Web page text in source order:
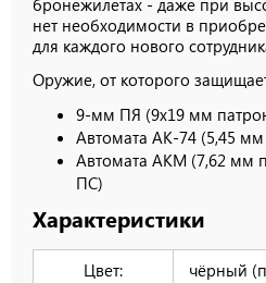
нет необходимости в
для каждого нового
Оружие, от которого
9-мм ПЯ (9х19 мм
Автомата АК-74 (5,45
Автомата АКМ (7,62 мм
ПС)
Характеристики
Цвет:
чёрный